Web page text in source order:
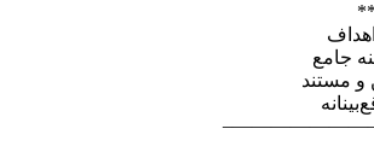
جامع
مستند